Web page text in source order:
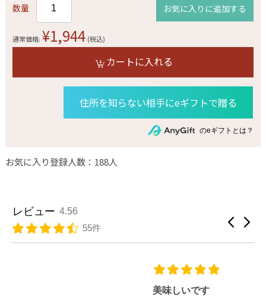
数量 お気に入りに追加する
通常価格: ¥1,944 (税込)
カートに入れる
住所を知らない相手にeギフトで贈る
のeギフトとは？
お気に入り登録人数：188人
レビュー 4.56
55件